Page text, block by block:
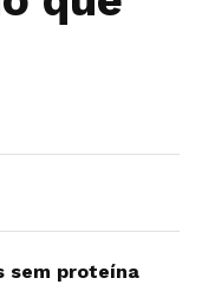
sem proteína